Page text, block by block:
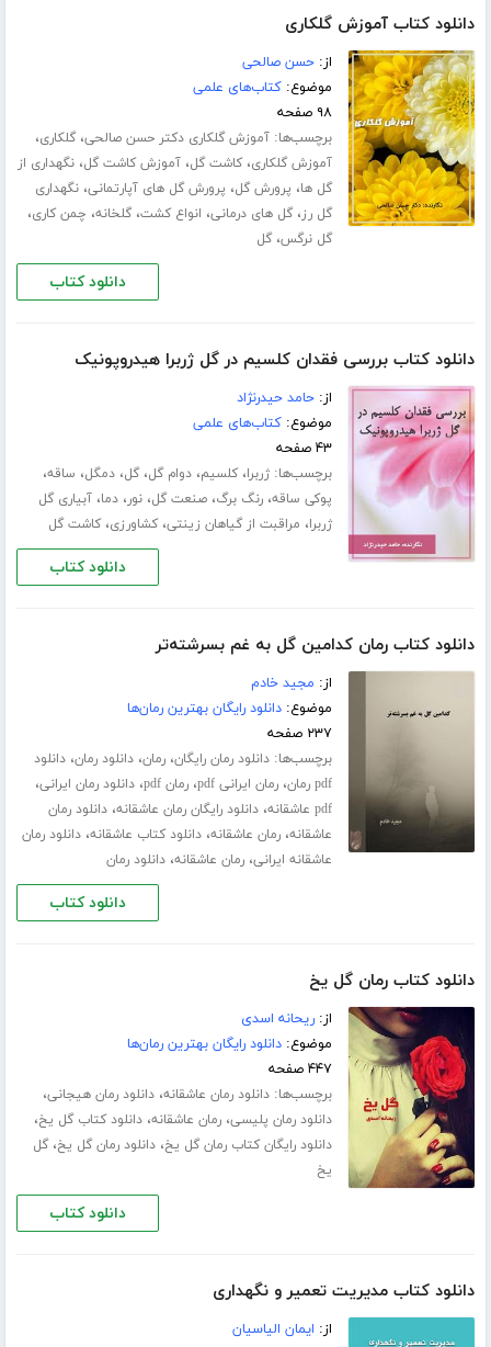
دانلود کتاب آموزش گلکاری
از:حسن صالحی
موضوع:کتاب‌های علمی
۹۸ صفحه
برچسب‌ها:آموزش گلکاری دکتر حسن صالحی،گلکاری،
آموزش گلکاری،کاشت گل،آموزش کاشت گل،نگهداری از
گل ها، پرورش گل، پرورش گل های آپارتمانی،نگهداری
گل رز،گل های درمانی، انواع کشت،گلخانه، چمن کاری،
گل نرگس،گل
دانلود کتاب
دانلود کتاب بررسی فقدان کلسیم در گل ژربرا هیدروپونیک
از:حامد حیدرنژاد
موضوع:کتاب‌های علمی
۴۳ صفحه
برچسب‌ها:ژربرا،کلسیم،دوام گل،گل،دمگل، ساقه،
پوکی ساقه،رنگ برگ،صنعت گل،نور،دما،آبیاری گل
ژربرا، مراقبت از گیاهان زینتی،کشاورزی،کاشت گل
دانلود کتاب
دانلود کتاب رمان کدامین گل به غم بسرشته‌تر
از: مجید خادم
موضوع:دانلود رایگان بهترین رمان‌ها
۲۳۷ صفحه
برچسب‌ها:دانلود رمان رایگان،رمان،دانلود رمان،دانلود
pdf رمان
،رمان ایرانی pdf ،رمان pdf ،دانلود رمان ایرانی،
pdf عاشقانه ،دانلود رایگان رمان عاشقانه،دانلود رمان
عاشقانه،رمان عاشقانه،دانلود کتاب عاشقانه،دانلود رمان
عاشقانه ایرانی،رمان عاشقانه،دانلود رمان
دانلود کتاب
دانلود کتاب رمان گل یخ
از:ریحانه اسدی
موضوع:دانلود رایگان بهترین رمان‌ها
۴۴۷ صفحه
برچسب‌ها:دانلود رمان عاشقانه،دانلود رمان هیجانی،
دانلود رمان پلیسی،رمان عاشقانه،دانلود کتاب گل یخ،
دانلود رایگان کتاب رمان گل یخ،دانلود رمان گل یخ،گل
یخ
دانلود کتاب
دانلود کتاب مدیریت تعمیر و نگهداری
از: ایمان الیاسیان